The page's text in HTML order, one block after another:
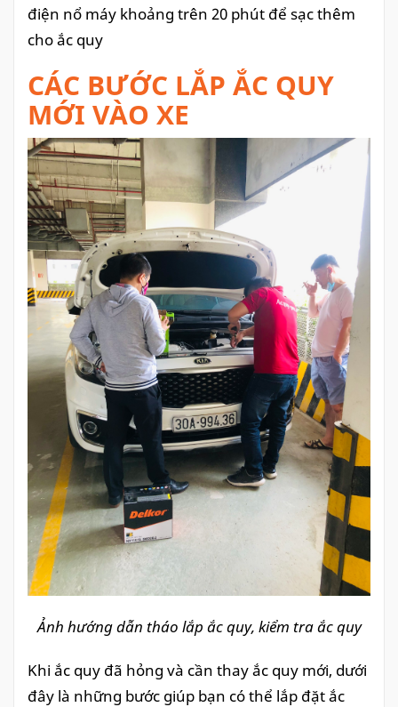
điện nổ máy khoảng trên 20 phút để sạc thêm
cho ắc quy
CÁC BƯỚC LẮP ẮC QUY
MỚI VÀO XE
Ảnh hướng dẫn tháo lắp ắc quy, kiểm tra ắc quy
Khi ắc quy đã hỏng và cần thay ắc quy mới, dưới
đây là những bước giúp bạn có thể lắp đặt ắc